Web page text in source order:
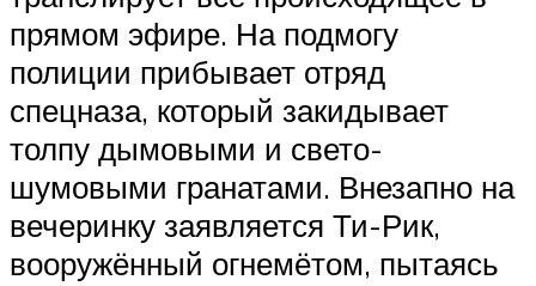
прямом эфире. На подмогу
полиции прибывает отряд
спецназа, который закидывает
толпу дымовыми и свето-
шумовыми гранатами. Внезапно на
вечеринку заявляется Ти-Рик,
вооружённый огнемётом, пытаясь